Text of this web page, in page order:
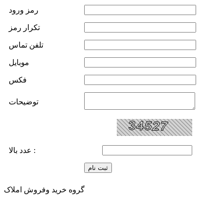
رمز ورود
تکرار رمز
تلفن تماس
موبايل
فکس
توضيحات
عدد بالا :
گروه خرید وفروش املاک